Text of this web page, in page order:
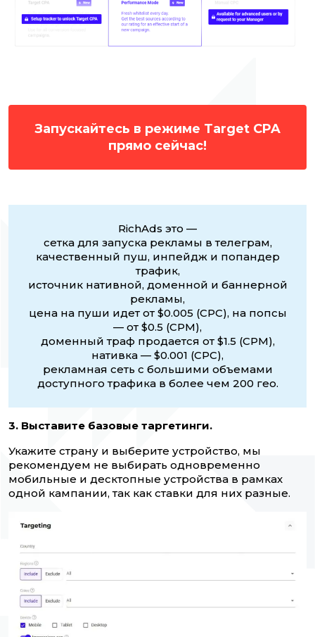
Запускайтесь в режиме Target CPA
прямо сейчас!
RichAds это —
сетка для запуска рекламы в телеграм,
качественный пуш, инпейдж и попандер
трафик,
источник нативной, доменной и баннерной
рекламы,
цена на пуши идет от $0.005 (CPC), на попсы
— от $0.5 (CPM),
доменный траф продается от $1.5 (CPM),
нативка — $0.001 (CPC),
рекламная сеть с большими объемами
доступного трафика в более чем 200 гео.
3. Выставите базовые таргетинги.
Укажите страну и выберите устройство, мы
рекомендуем не выбирать одновременно
мобильные и десктопные устройства в рамках
одной кампании, так как ставки для них разные.